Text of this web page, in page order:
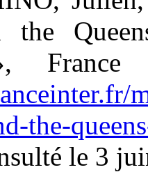
the
»,
the-
le 3